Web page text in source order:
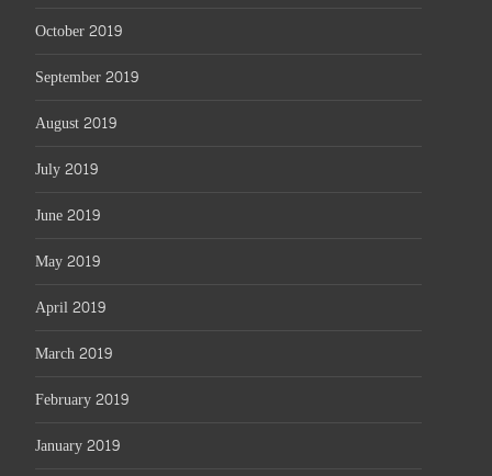
October 2019
September 2019
August 2019
July 2019
June 2019
May 2019
April 2019
March 2019
February 2019
January 2019